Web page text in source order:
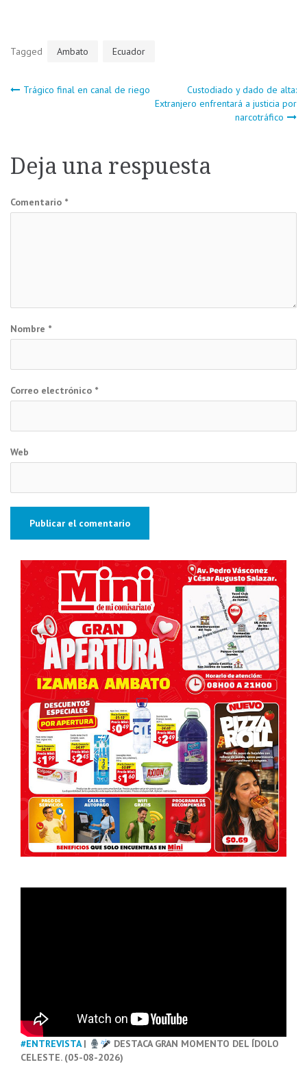
Tagged Ambato Ecuador
Navegación
entradas
Trágico final en canal de riego
Custodiado y dado de alta:
Extranjero enfrentará a justicia por
narcotráfico
Deja una respuesta
Comentario *
Nombre *
Correo electrónico *
Web
#ENTREVISTA|
DESTACA GRAN MOMENTO DEL ÍDOLO
CELESTE. (05-08-2026)